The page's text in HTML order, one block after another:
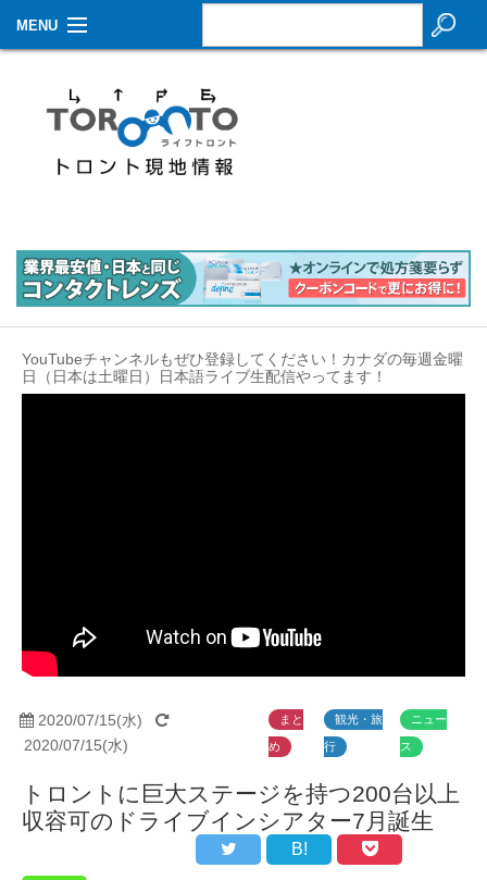
MENU
生活情報
その他
イベントカレンダー
Contact
YouTubeチャンネルもぜひ登録してください！カナダの毎週金曜
日（日本は土曜日）日本語ライブ生配信やってます！
2020/07/15(水)
2020/07/15(水)
まと
め
観光・旅
行
ニュー
ス
トロントに巨大ステージを持つ200台以上
収容可のドライブインシアター7月誕生
B!